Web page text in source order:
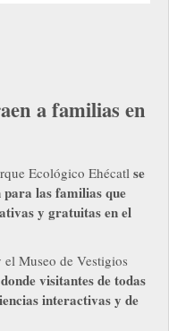
a familias en
Ecológico Ehécatl se
las familias que
y gratuitas en el
Museo de Vestigios
donde visitantes de todas
interactivas y de